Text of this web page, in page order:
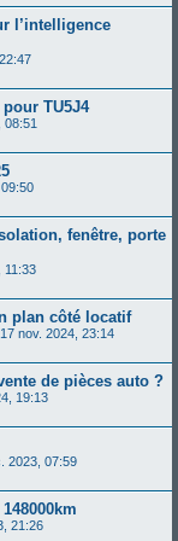
l’intelligence
TU5J4
08:51
fenêtre, porte
11:33
plan côté locatif
nov. 2024, 23:14
de pièces auto ?
19:13
2023, 07:59
21:26